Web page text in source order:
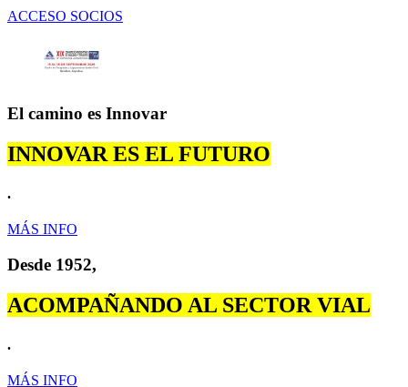
ACCESO SOCIOS
El camino es Innovar
INNOVAR ES EL FUTURO
.
MÁS INFO
Desde 1952,
ACOMPAÑANDO AL SECTOR VIAL
.
MÁS INFO